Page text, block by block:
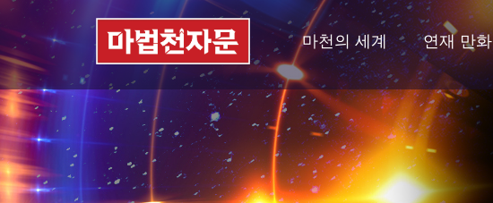
마천의 세계 연재 만화